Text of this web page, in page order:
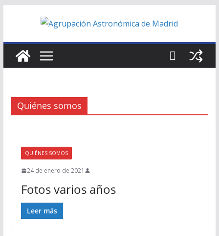
Quiénes somos
QUIÉNES SOMOS
24 de enero de 2021
Fotos varios años
Leer más